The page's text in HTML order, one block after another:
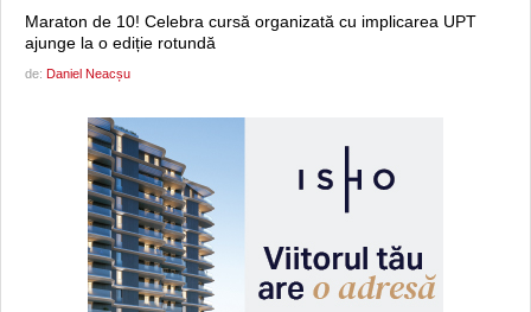
Maraton de 10! Celebra cursă organizată cu implicarea UPT
ajunge la o ediție rotundă
de: Daniel Neacșu